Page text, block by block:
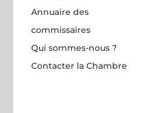
Annuaire des
commissaires
Qui sommes-nous ?
Contacter la Chambre